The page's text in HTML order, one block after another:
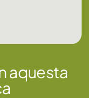
aquesta